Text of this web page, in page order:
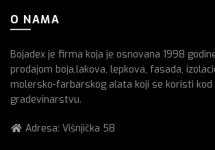
O NAMA
Bojadex je firma koja je osnovana 1998
prodajom boja,lakova, lepkova, fasada,
molersko-farbarskog alata koji se koristi kod
gradevinarstvu.
Adresa: Višnjička 58